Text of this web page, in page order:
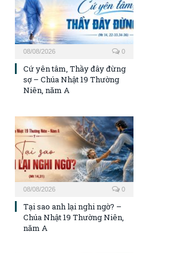
08/08/2026 0
Cứ yên tâm, Thầy đây đừng
sợ – Chúa Nhật 19 Thường
Niên, năm A
08/08/2026 0
Tại sao anh lại nghi ngờ? –
Chúa Nhật 19 Thường Niên,
năm A